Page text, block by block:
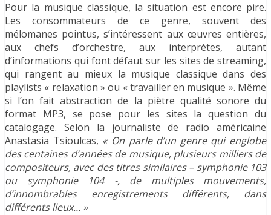
Pour la musique classique, la situation est encore pire.
Les consommateurs de ce genre, souvent des
mélomanes pointus, s’intéressent aux œuvres entières,
aux chefs d’orchestre, aux interprètes, autant
d’informations qui font défaut sur les sites de streaming,
qui rangent au mieux la musique classique dans des
playlists « relaxation » ou « travailler en musique ». Même
si l’on fait abstraction de la piètre qualité sonore du
format MP3, se pose pour les sites la question du
catalogage. Selon la journaliste de radio américaine
Anastasia Tsioulcas, « On parle d’un genre qui englobe
des centaines d’années de musique, plusieurs milliers de
compositeurs, avec des titres similaires – symphonie 103
ou symphonie 104 -, de multiples mouvements,
d’innombrables enregistrements différents, dans
différents lieux… »